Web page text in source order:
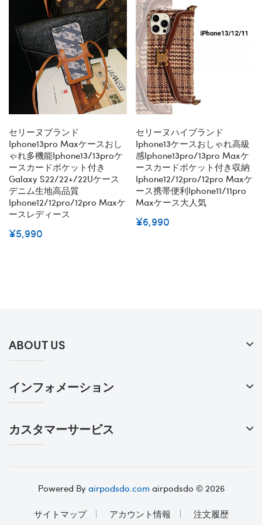
セリーヌブランド
Iphone13pro Maxケースおし
ゃれ多機能iphone13/13proケ
ースカードポケット付き
Galaxy S22/22+/22Uケース
デニム生地高品質
Iphone12/12pro/12pro Maxケ
ースレディース
¥5,990
セリーヌハイブランド
Iphone13ケースおしゃれ高級
感iphone13pro/13pro Maxケ
ースカードポケット付き収納
Iphone12/12pro/12pro Maxケ
ース携帯便利iphone11/11pro
Maxケース大人気
¥6,990
ABOUT US
インフォメーション
カスタマーサービス
Powered Byairpodsdo.comairpodsdo © 2026
サイトマップ
アカウント情報 注文履歴